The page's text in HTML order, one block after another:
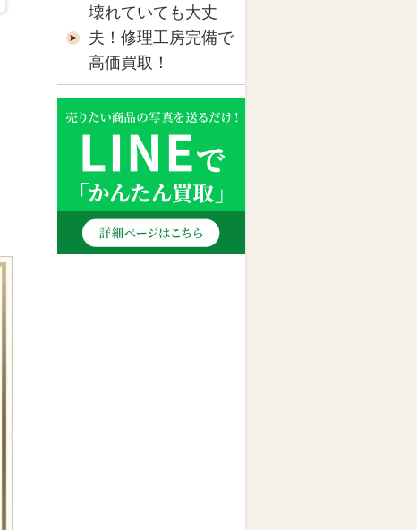
壊れていても大丈
夫！修理工房完備で
高価買取！